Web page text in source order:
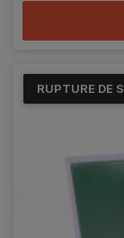
RUPTURE DE